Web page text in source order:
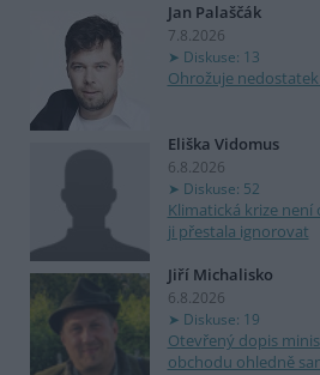
Jan Palaščák
7.8.2026
Diskuse: 13
Ohrožuje
Eliška Vidomus
6.8.2026
Diskuse: 52
Klimatická krize není
ji přestala ignorovat
Jiří Michalisko
6.8.2026
Diskuse: 19
Otevřený dopis
obchodu ohledně